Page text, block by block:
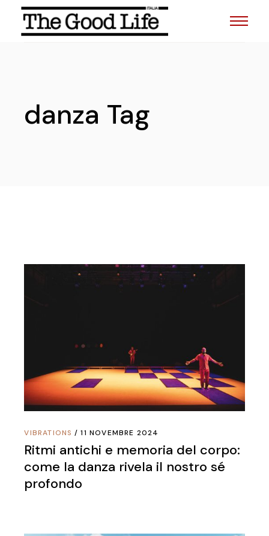
danza Tag
VIBRATIONS 11 NOVEMBRE 2024
Ritmi antichi e memoria del corpo:
come la danza rivela il nostro sé
profondo